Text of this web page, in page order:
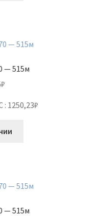
— 515м
₽
1250,23₽
— 515м